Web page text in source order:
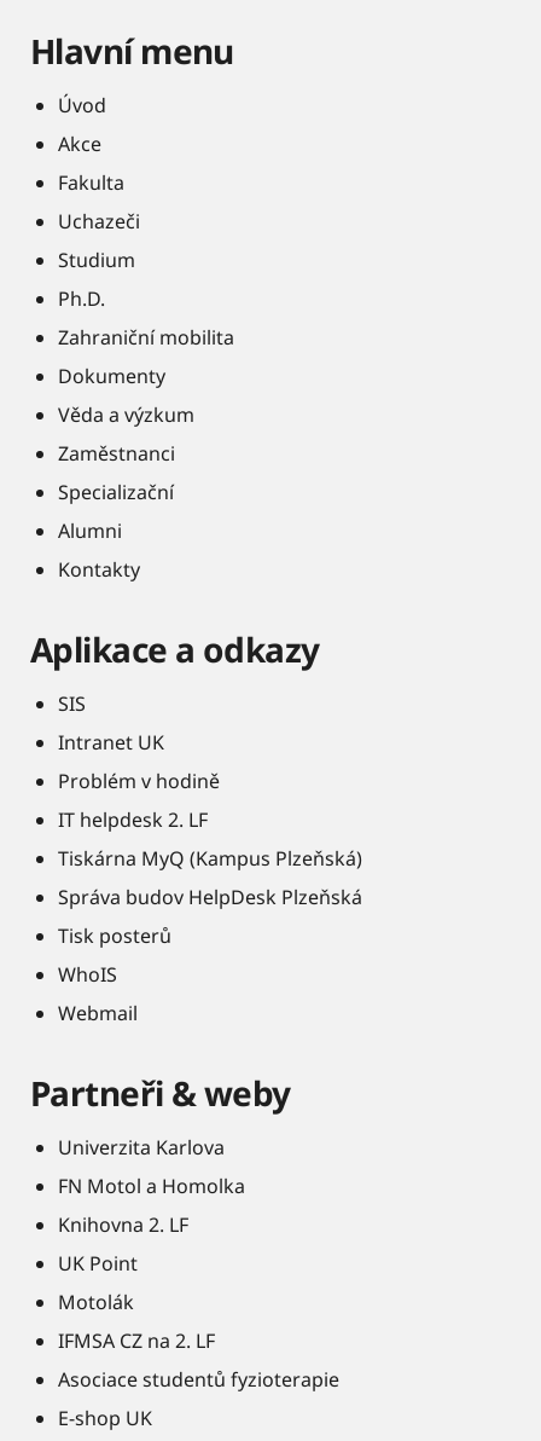
Hlavní menu
Úvod
Akce
Fakulta
Uchazeči
Studium
Ph.D.
Zahraniční mobilita
Dokumenty
Věda a výzkum
Zaměstnanci
Specializační
Alumni
Kontakty
Aplikace a odkazy
SIS
Intranet UK
Problém v hodině
IT helpdesk 2. LF
Tiskárna MyQ (Kampus Plzeňská)
Správa budov HelpDesk Plzeňská
Tisk posterů
WhoIS
Webmail
Partneři & weby
Univerzita Karlova
FN Motol a Homolka
Knihovna 2. LF
UK Point
Motolák
IFMSA CZ na 2. LF
Asociace studentů fyzioterapie
E-shop UK